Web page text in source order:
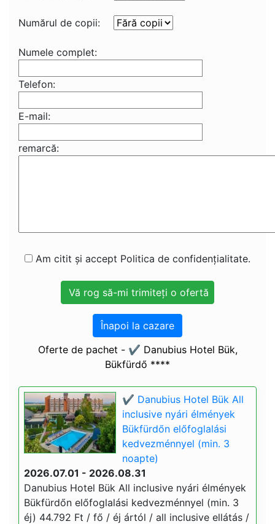
Numărul de copii:
Numele complet:
Telefon:
E-mail:
remarcă:
Am citit și accept Politica de confidențialitate.
Înapoi la cazare
Oferte de pachet - ✔️ Danubius Hotel Bük,
Bükfürdő ****
✔️ Danubius Hotel Bük All
inclusive nyári élmények
Bükfürdőn előfoglalási
kedvezménnyel (min. 3
noapte)
2026.07.01 - 2026.08.31
Danubius Hotel Bük All inclusive nyári élmények
Bükfürdőn előfoglalási kedvezménnyel (min. 3
éj) 44.792 Ft / fő / éj ártól / all inclusive ellátás /